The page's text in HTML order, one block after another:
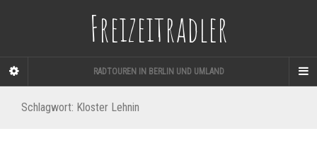
Freizeitradler
RADTOUREN IN BERLIN UND UMLAND
Schlagwort: Kloster Lehnin